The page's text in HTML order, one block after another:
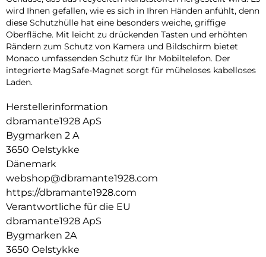
wird Ihnen gefallen, wie es sich in Ihren Händen anfühlt, denn
diese Schutzhülle hat eine besonders weiche, griffige
Oberfläche. Mit leicht zu drückenden Tasten und erhöhten
Rändern zum Schutz von Kamera und Bildschirm bietet
Monaco umfassenden Schutz für Ihr Mobiltelefon. Der
integrierte MagSafe-Magnet sorgt für müheloses kabelloses
Laden.
Herstellerinformation
dbramante1928 ApS
Bygmarken 2 A
3650 Oelstykke
Dänemark
webshop@dbramante1928.com
https://dbramante1928.com
Verantwortliche für die EU
dbramante1928 ApS
Bygmarken 2A
3650 Oelstykke